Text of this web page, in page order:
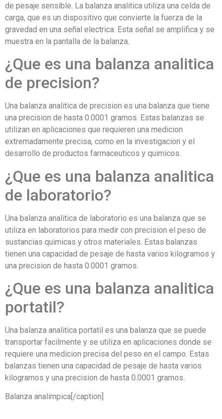
de pesaje sensible. La balanza analitica utiliza una celda de
carga, que es un dispositivo que convierte la fuerza de la
gravedad en una señal electrica. Esta señal se amplifica y se
muestra en la pantalla de la balanza.
¿Que es una balanza analitica
de precision?
Una balanza analitica de precision es una balanza que tiene
una precision de hasta 0.0001 gramos. Estas balanzas se
utilizan en aplicaciones que requieren una medicion
extremadamente precisa, como en la investigacion y el
desarrollo de productos farmaceuticos y quimicos.
¿Que es una balanza analitica
de laboratorio?
Una balanza analitica de laboratorio es una balanza que se
utiliza en laboratorios para medir con precision el peso de
sustancias quimicas y otros materiales. Estas balanzas
tienen una capacidad de pesaje de hasta varios kilogramos y
una precision de hasta 0.0001 gramos.
¿Que es una balanza analitica
portatil?
Una balanza analitica portatil es una balanza que se puede
transportar facilmente y se utiliza en aplicaciones donde se
requiere una medicion precisa del peso en el campo. Estas
balanzas tienen una capacidad de pesaje de hasta varios
kilogramos y una precision de hasta 0.0001 gramos.
Balanza analimpica[/caption]